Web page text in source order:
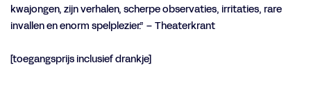
kwajongen, zijn verhalen, scherpe observaties, irritaties, rare
invallen en enorm spelplezier.” – Theaterkrant
[toegangsprijs inclusief drankje]